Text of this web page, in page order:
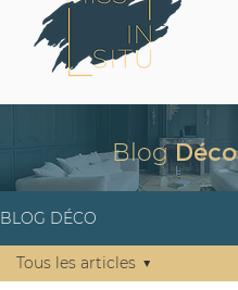
BlogDéco
BLOG DÉCO
Tous les articles